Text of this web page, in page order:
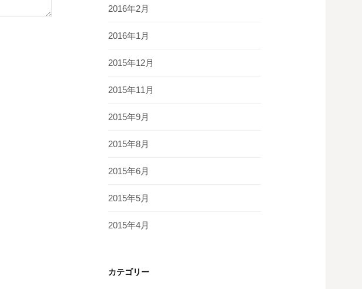
2016年2月
2016年1月
2015年12月
2015年11月
2015年9月
2015年8月
2015年6月
2015年5月
2015年4月
カテゴリー